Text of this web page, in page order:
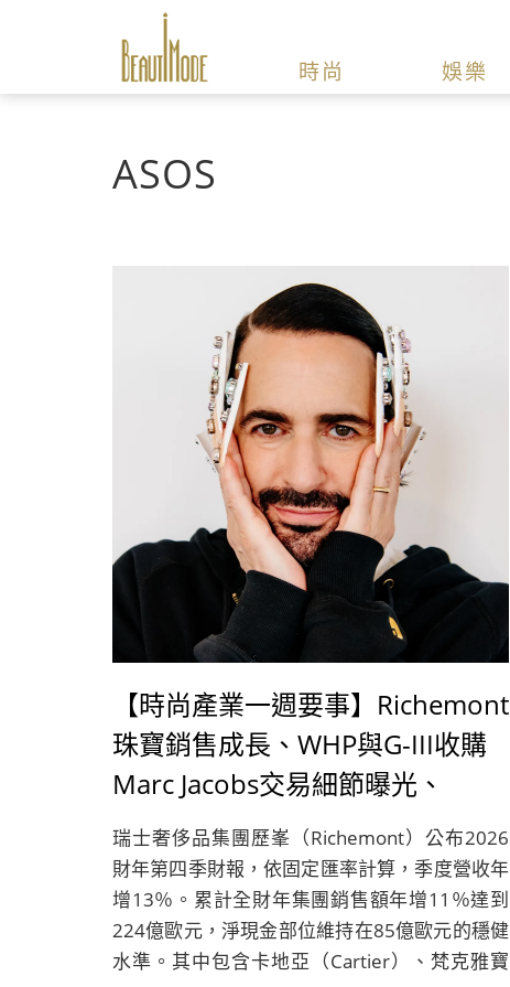
時尚 娛樂
ASOS
【時尚產業一週要事】Richemont
珠寶銷售成長、WHP與G-III收購
Marc Jacobs交易細節曝光、
ASOS推出AI造型師應用程式
瑞士奢侈品集團歷峯（Richemont）公布2026
財年第四季財報，依固定匯率計算，季度營收年
增13％。累計全財年集團銷售額年增11％達到
224億歐元，淨現金部位維持在85億歐元的穩健
水準。其中包含卡地亞（Cartier）、梵克雅寶